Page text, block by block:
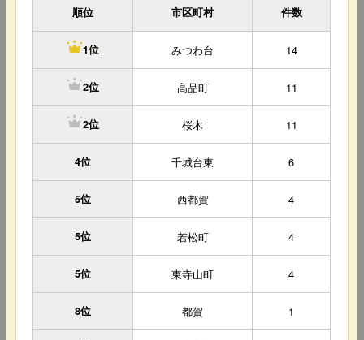
順位 市区町村 件数
1位 みつわ台 14
2位 高品町 11
2位 桜木 11
4位 千城台東 6
5位 西都賀 4
5位 若松町 4
5位 東寺山町 4
8位 都賀 1